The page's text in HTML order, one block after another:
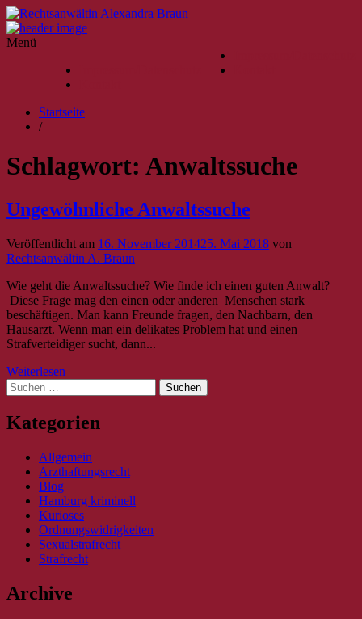
Menü
Startseite
/
Schlagwort: Anwaltssuche
Ungewöhnliche Anwaltssuche
Veröffentlicht am 16. November 201425. Mai 2018 von
Rechtsanwältin A. Braun
Wie geht die Anwaltssuche? Wie finde ich einen guten Anwalt?
Diese Frage mag den einen oder anderen Menschen stark
beschäftigen. Man kann Freunde fragen, den Nachbarn, den
Hausarzt. Wenn man ein delikates Problem hat und einen
Strafverteidiger sucht, dann...
Weiterlesen
Suche
nach:
Kategorien
Allgemein
Arzthaftungsrecht
Blog
Hamburg kriminell
Kurioses
Ordnungswidrigkeiten
Sexualstrafrecht
Strafrecht
Archive